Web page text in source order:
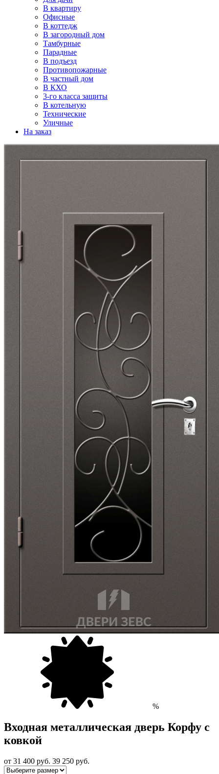
В квартиру
Офисные
В коттедж
В загородный дом
Тамбурные
Парадные
В подъезд
Противопожарные
В частный дом
В КХО
3-го класса защиты
В котельную
Технические
Уличные
На заказ
%
Входная металлическая дверь Корфу с
ковкой
от 31 400 руб. 39 250 руб.